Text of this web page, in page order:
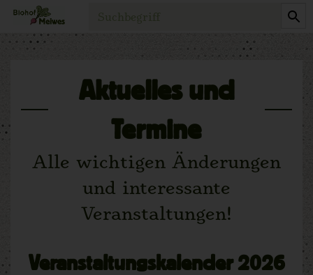
Produkt
Aktuelles und
Termine
Alle wichtigen Änderungen
und interessante
Veranstaltungen!
Veranstaltungskalender 2026